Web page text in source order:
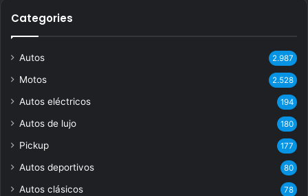
Categories
Autos 2.987
Motos 2.528
Autos eléctricos 194
Autos de lujo 180
Pickup 177
Autos deportivos 80
Autos clásicos 78